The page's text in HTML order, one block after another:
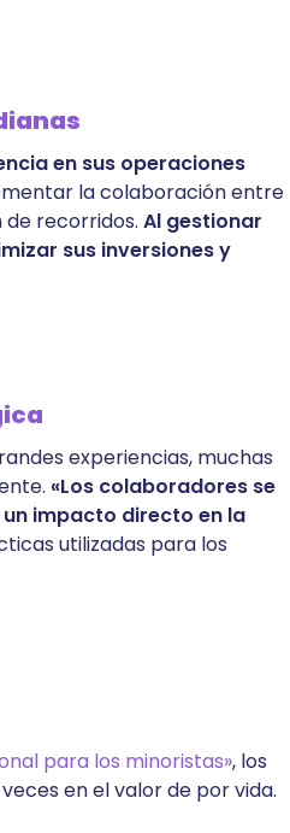
en sus operaciones
la colaboración entre
recorridos. Al gestionar
sus inversiones y
experiencias, muchas
«Los colaboradores se
impacto directo en la
utilizadas para los
para los minoristas», los
en el valor de por vida.